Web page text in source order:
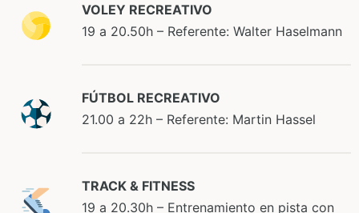
VOLEY RECREATIVO
19 a 20.50h – Referente: Walter Haselmann
FÚTBOL RECREATIVO
21.00 a 22h – Referente: Martin Hassel
TRACK & FITNESS
19 a 20.30h – Entrenamiento en pista con